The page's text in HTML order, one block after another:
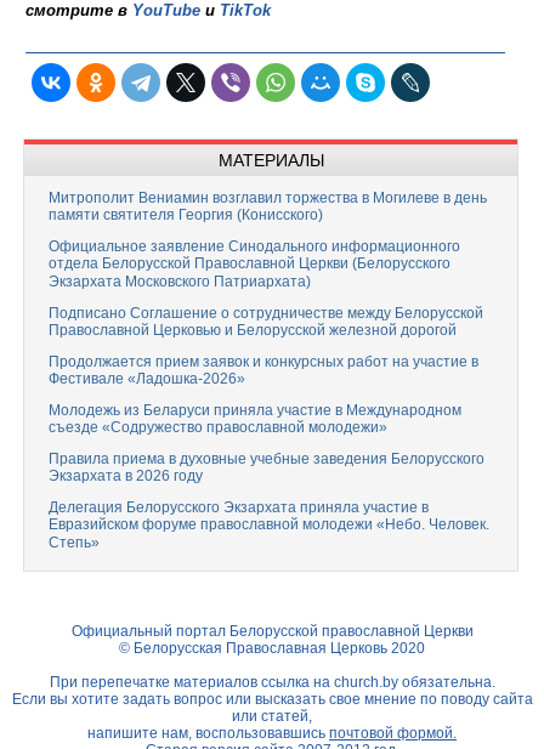
смотрите в YouTube и TikTok
МАТЕРИАЛЫ
Митрополит Вениамин возглавил торжества в Могилеве в день
памяти святителя Георгия (Конисского)
Официальное заявление Синодального информационного
отдела Белорусской Православной Церкви (Белорусского
Экзархата Московского Патриархата)
Подписано Соглашение о сотрудничестве между Белорусской
Православной Церковью и Белорусской железной дорогой
Продолжается прием заявок и конкурсных работ на участие в
Фестивале «Ладошка-2026»
Молодежь из Беларуси приняла участие в Международном
съезде «Содружество православной молодежи»
Правила приема в духовные учебные заведения Белорусского
Экзархата в 2026 году
Делегация Белорусского Экзархата приняла участие в
Евразийском форуме православной молодежи «Небо. Человек.
Степь»
Официальный портал Белорусской православной Церкви
© Белорусская Православная Церковь 2020
При перепечатке материалов ссылка на church.byобязательна.
Если вы хотите задать вопрос или высказать свое мнение по поводу сайта
или статей,
напишите нам, воспользовавшись почтовой формой.